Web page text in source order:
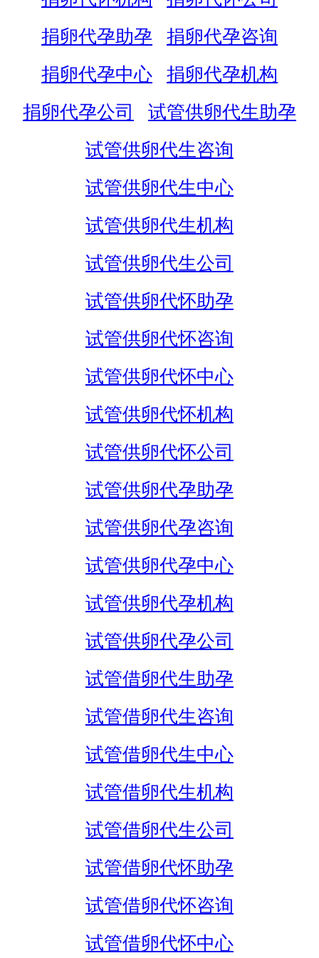
捐卵代孕助孕
捐卵代孕咨询
捐卵代孕中心
捐卵代孕机构
捐卵代孕公司
试管供卵代生助孕
试管供卵代生咨询
试管供卵代生中心
试管供卵代生机构
试管供卵代生公司
试管供卵代怀助孕
试管供卵代怀咨询
试管供卵代怀中心
试管供卵代怀机构
试管供卵代怀公司
试管供卵代孕助孕
试管供卵代孕咨询
试管供卵代孕中心
试管供卵代孕机构
试管供卵代孕公司
试管借卵代生助孕
试管借卵代生咨询
试管借卵代生中心
试管借卵代生机构
试管借卵代生公司
试管借卵代怀助孕
试管借卵代怀咨询
试管借卵代怀中心